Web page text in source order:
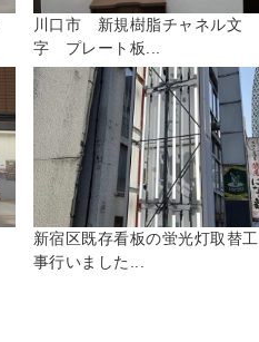
川口市 新規樹脂チャネル文
字 プレート板...
新宿区既存看板の蛍光灯取替工
事行いました...